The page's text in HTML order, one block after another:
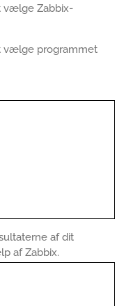
vælge Zabbix-
vælge programmet
af dit
af Zabbix.